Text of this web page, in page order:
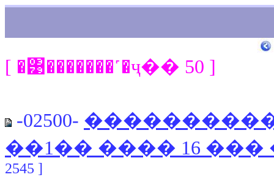
[ �͹�������˹�ҷ�� 50 ]
-02500-
��1�� ���� 16 ���
2545 ]